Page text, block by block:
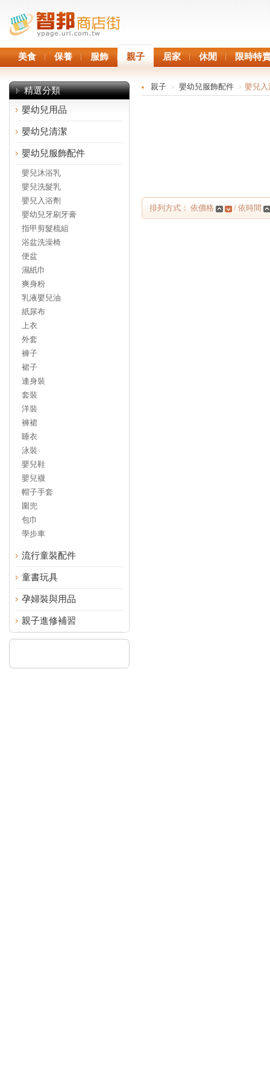
美食 保養 服飾 親子 居家 休閒 限時特
精選分類
嬰幼兒用品
嬰幼兒清潔
嬰幼兒服飾配件
嬰兒沐浴乳
嬰兒洗髮乳
嬰兒入浴劑
嬰幼兒牙刷牙膏
指甲剪髮梳組
浴盆洗澡椅
便盆
濕紙巾
爽身粉
乳液嬰兒油
紙尿布
上衣
外套
褲子
裙子
連身裝
套裝
洋裝
褲裙
睡衣
泳裝
嬰兒鞋
嬰兒襪
帽子手套
圍兜
包巾
學步車
流行童裝配件
童書玩具
孕婦裝與用品
親子進修補習
親子 > 嬰幼兒服飾配件 > 嬰兒入
排列方式： 依價格 / 依時間